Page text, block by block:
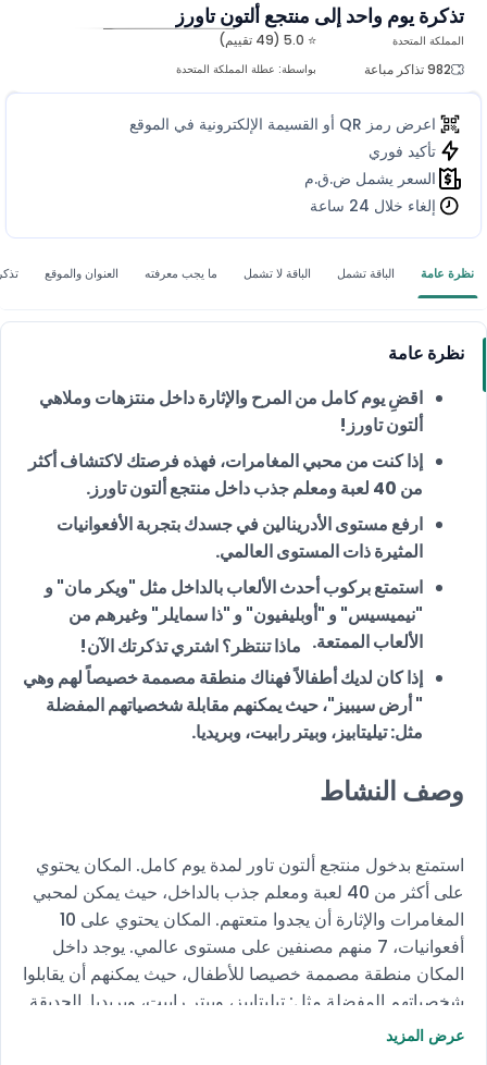
تذكرة يوم واحد إلى منتجع ألتون تاورز
⭐ 5.0 (49 تقييم)
982 تذاكر مباعة
بواسطة: عطلة المملكة المتحدة
المملكة المتحدة
اعرض رمز QR أو القسيمة الإلكترونية في الموقع
تأكيد فوري
السعر يشمل ض.ق.م
إلغاء خلال 24 ساعة
نظرة عامة الباقة تشمل الباقة لا تشمل ما يجب معرفته العنوان والموقع
نظرة عامة
اقضِ يوم كامل من المرح والإثارة داخل منتزهات وملاهي
ألتون تاورز!
إذا كنت من محبي المغامرات، فهذه فرصتك لاكتشاف أكثر
من 40 لعبة ومعلم جذب داخل منتجع ألتون تاورز.
ارفع مستوى الأدرينالين في جسدك بتجربة الأفعوانيات
المثيرة ذات المستوى العالمي.
استمتع بركوب أحدث الألعاب بالداخل مثل "ويكر مان" و
"نيميسيس" و "أوبليفيون" و "ذا سمايلر" وغيرهم من
الألعاب الممتعة.
إذا كان لديك أطفالاً فهناك منطقة مصممة خصيصاً لهم وهي
" أرض سيبيز"، حيث يمكنهم مقابلة شخصياتهم المفضلة
مثل: تيليتابيز، وبيتر رابيت، وبريديا.
ماذا تنتظر؟ اشتري تذكرتك الآن!
وصف النشاط
استمتع بدخول منتجع ألتون تاور لمدة يوم كامل. المكان يحتوي
على أكثر من 40 لعبة ومعلم جذب بالداخل، حيث يمكن لمحبي
المغامرات والإثارة أن يجدوا متعتهم. المكان يحتوي على 10
أفعوانيات، 7 منهم مصنفين على مستوى عالمي. يوجد داخل
المكان منطقة مصممة خصيصا للأطفال، حيث يمكنهم أن يقابلوا
شخصياتهم المفضلة مثل: تيليتابيز، وبيتر رابيت، وبريديا. الحديقة
على العديد من الألعاب والتجارب الأخرى التي لا ينبغي أن
عرض المزيد